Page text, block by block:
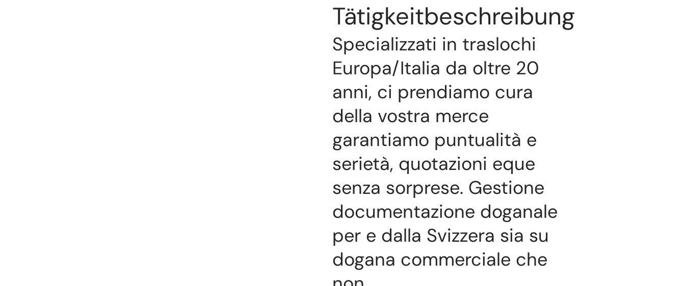
Tätigkeitbeschreibung
Specializzati in traslochi
Europa/Italia da oltre 20
anni, ci prendiamo cura
della vostra merce
garantiamo puntualità e
serietà, quotazioni eque
senza sorprese. Gestione
documentazione doganale
per e dalla Svizzera sia su
dogana commerciale che